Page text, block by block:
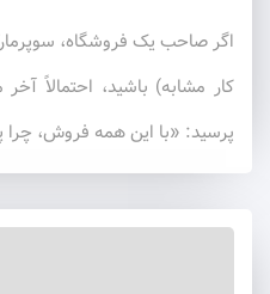
اگر صاحب یک فروشگاه،
کار مشابه) باشید، احتمالاً
پرسید: «با این همه فروش،